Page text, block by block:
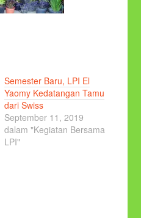
Semester Baru, LPI El
Yaomy Kedatangan Tamu
dari Swiss
September 11, 2019
dalam "Kegiatan Bersama
LPI"